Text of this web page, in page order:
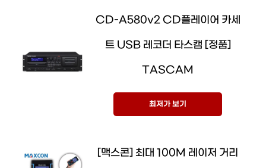
CD-A580v2 CD플레이어 카세
트 USB 레코더 타스캠 [정품]
TASCAM
최저가 보기
[맥스콘] 최대 100M 레이저 거리